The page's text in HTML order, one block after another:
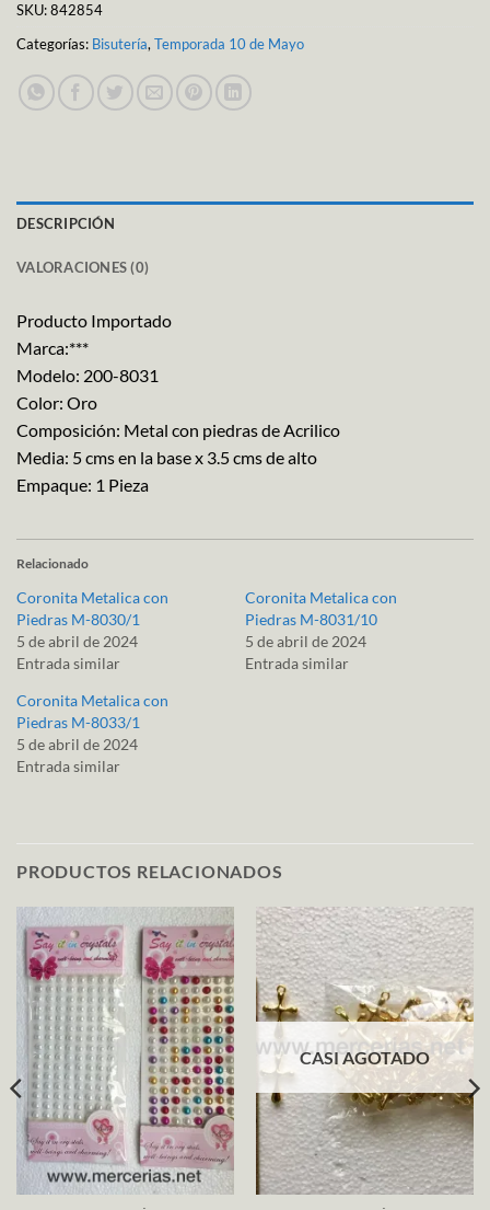
SKU:842854
Categorías: Bisutería, Temporada 10 de Mayo
DESCRIPCIÓN
VALORACIONES (0)
Producto Importado
Marca:***
Modelo: 200-8031
Color: Oro
Composición: Metal con piedras de Acrilico
Media: 5 cms en la base x 3.5 cms de alto
Empaque: 1 Pieza
Relacionado
Coronita Metalica con
Piedras M-8030/1
5 de abril de 2024
Entrada similar
Coronita Metalica con
Piedras M-8031/10
5 de abril de 2024
Entrada similar
Coronita Metalica con
Piedras M-8033/1
5 de abril de 2024
Entrada similar
PRODUCTOS RELACIONADOS
CASI AGOTADO